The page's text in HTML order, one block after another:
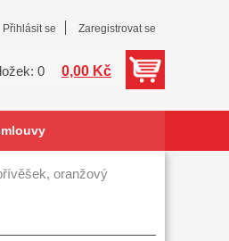
Přihlásit se Zaregistrovat se
0 0,00 Kč
oranžový